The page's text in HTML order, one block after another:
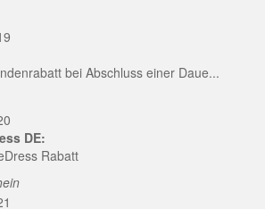
bei Abschluss einer Daue...
DE:
Rabatt